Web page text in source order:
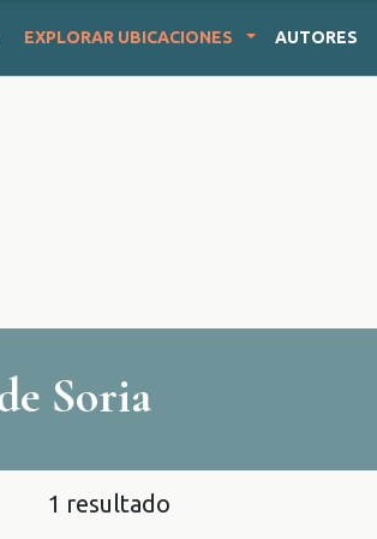
EXPLORAR UBICACIONES AUTORES
Soria
1 resultado